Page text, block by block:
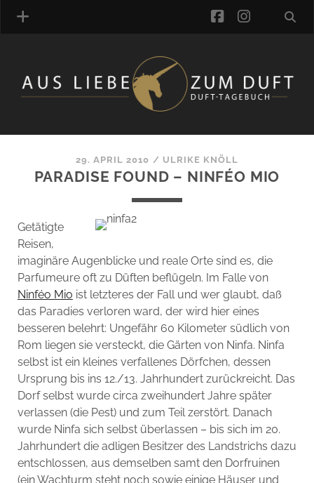
MANUFAKTUREN
DUFTNOTEN
SCHLAGWORTE
LINK-SAMMLUNG
ARTIKEL-ARCHIV
ONLINE-SHOP
DAS ALZD-TEAM
facebook
29. APRIL 2010 / ULRIKE KNÖLL
PARADISE FOUND – NINFÉO MIO
Getätigte
Reisen,
imaginäre Augenblicke und reale Orte sind es, die
Parfumeure oft zu Düften beflügeln. Im Falle von
Ninféo Mio ist letzteres der Fall und wer glaubt, daß
das Paradies verloren ward, der wird hier eines
besseren belehrt: Ungefähr 60 Kilometer südlich von
Rom liegen sie versteckt, die Gärten von Ninfa. Ninfa
selbst ist ein kleines verfallenes Dörfchen, dessen
Ursprung bis ins 12./13. Jahrhundert zurückreicht. Das
Dorf selbst wurde circa zweihundert Jahre später
verlassen (die Pest) und zum Teil zerstört. Danach
wurde Ninfa sich selbst überlassen – bis sich im 20.
Jahrhundert die adligen Besitzer des Landstrichs dazu
entschlossen, aus demselben samt den Dorfruinen
(ein Wachturm steht noch sowie einige Häuser und